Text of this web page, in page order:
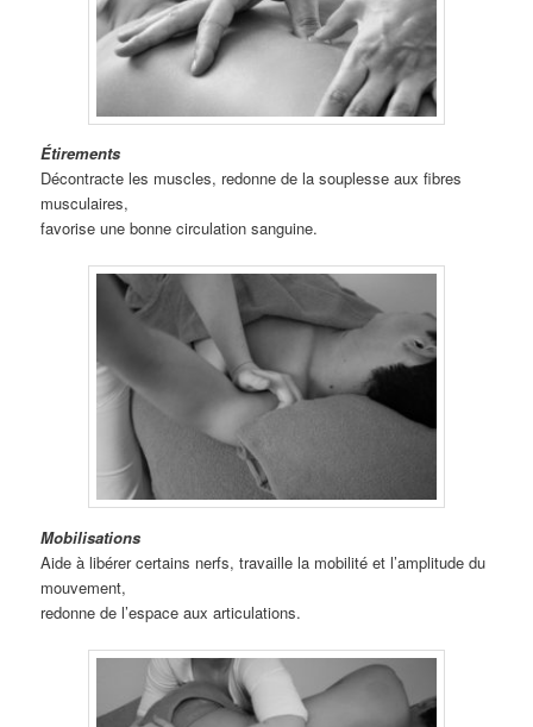
Étirements
Décontracte les muscles, redonne de la souplesse aux fibres
musculaires,
favorise une bonne circulation sanguine.
Mobilisations
Aide à libérer certains nerfs, travaille la mobilité et l’amplitude du
mouvement,
redonne de l’espace aux articulations.